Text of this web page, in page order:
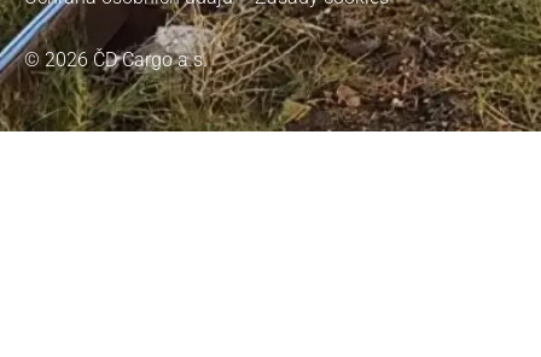
© 2026 ČD Cargo a.s.